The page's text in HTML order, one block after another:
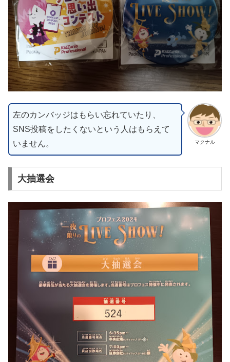
マクナル
左のカンバッジはもらい忘れていたり、
SNS投稿をしたくないという人はもらえて
いません。
大抽選会